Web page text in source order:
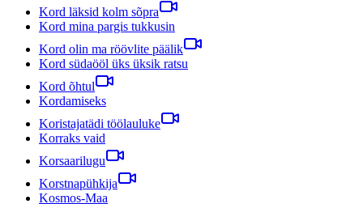
Kord läksid kolm sõpra
Kord mina pargis tukkusin
Kord olin ma röövlite päälik
Kord südaööl üks üksik ratsu
Kord õhtul
Kordamiseks
Koristajatädi töölauluke
Korraks vaid
Korsaarilugu
Korstnapühkija
Kosmos-Maa